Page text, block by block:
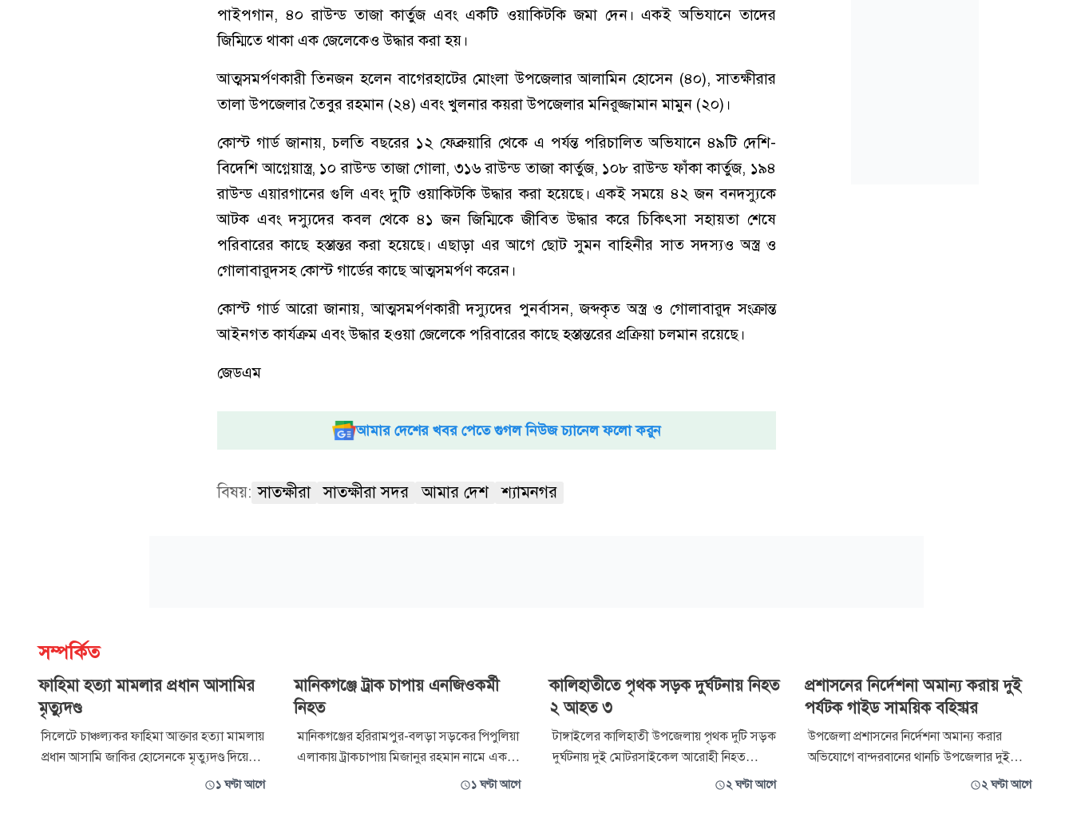
পাইপগান, ৪০ রাউন্ড তাজা কার্তুজ এবং একটি ওয়াকিটকি জমা দেন। একই অভিযানে তাদের
জিম্মিতে থাকা এক জেলেকেও উদ্ধার করা হয়।
আত্মসমর্পণকারী তিনজন হলেন বাগেরহাটের মোংলা উপজেলার আলামিন হোসেন (৪০), সাতক্ষীরার
তালা উপজেলার তৈবুর রহমান (২৪) এবং খুলনার কয়রা উপজেলার মনিরুজ্জামান মামুন (২০)।
কোস্ট গার্ড জানায়, চলতি বছরের ১২ ফেব্রুয়ারি থেকে এ পর্যন্ত পরিচালিত অভিযানে ৪৯টি দেশি-
বিদেশি আগ্নেয়াস্ত্র, ১০ রাউন্ড তাজা গোলা, ৩১৬ রাউন্ড তাজা কার্তুজ, ১০৮ রাউন্ড ফাঁকা কার্তুজ, ১৯৪
রাউন্ড এয়ারগানের গুলি এবং দুটি ওয়াকিটকি উদ্ধার করা হয়েছে। একই সময়ে ৪২ জন বনদস্যুকে
আটক এবং দস্যুদের কবল থেকে ৪১ জন জিম্মিকে জীবিত উদ্ধার করে চিকিৎসা সহায়তা শেষে
পরিবারের কাছে হস্তান্তর করা হয়েছে। এছাড়া এর আগে ছোট সুমন বাহিনীর সাত সদস্যও অস্ত্র ও
গোলাবারুদসহ কোস্ট গার্ডের কাছে আত্মসমর্পণ করেন।
কোস্ট গার্ড আরো জানায়, আত্মসমর্পণকারী দস্যুদের পুনর্বাসন, জব্দকৃত অস্ত্র ও গোলাবারুদ সংক্রান্ত
আইনগত কার্যক্রম এবং উদ্ধার হওয়া জেলেকে পরিবারের কাছে হস্তান্তরের প্রক্রিয়া চলমান রয়েছে।
জেডএম
আমার দেশের খবর পেতে গুগল নিউজ চ্যানেল ফলো করুন
বিষয়: সাতক্ষীরা সাতক্ষীরা সদর আমার দেশ শ্যামনগর
সম্পর্কিত
ফাহিমা হত্যা মামলার প্রধান আসামির
মৃত্যুদণ্ড
সিলেটে চাঞ্চল্যকর ফাহিমা আক্তার হত্যা মামলায়
প্রধান আসামি জাকির হোসেনকে মৃত্যুদণ্ড দিয়েছেন
আদালত। একই সঙ্গে তাকে ৫ লাখ টাকা১ ঘণ্টা আগে
মানিকগঞ্জে ট্রাক চাপায় এনজিওকর্মী
নিহত
মানিকগঞ্জের হরিরামপুর-বলড়া সড়কের পিপুলিয়া
এলাকায় ট্রাকচাপায় মিজানুর রহমান নামে এক
১ ঘণ্টা আগে
কালিহাতীতে পৃথক সড়ক দুর্ঘটনায় নিহত
২ আহত ৩
টাঙ্গাইলের কালিহাতী উপজেলায় পৃথক দুটি সড়ক
দুর্ঘটনায় দুই মোটরসাইকেল আরোহী নিহত
হয়েছেন। এ ঘটনায় আরো তিনজন আহত২ ঘণ্টা আগে
প্রশাসনের নির্দেশনা অমান্য করায় দুই
পর্যটক গাইড সাময়িক বহিষ্কার
উপজেলা প্রশাসনের নির্দেশনা অমান্য করার
অভিযোগে বান্দরবানের থানচি উপজেলার দুই
পর্যটক গাইডকে সাময়িক বহিষ্কার করা হয়েছে।
২ ঘণ্টা আগে